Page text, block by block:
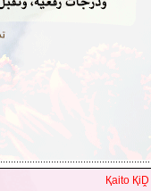
Қaito ҚiḒ